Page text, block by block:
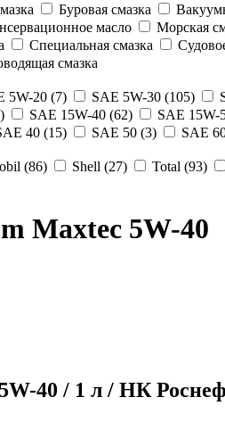
Буровая смазка
масло Морская
Специальная смазка
смазка
5W-20 (7) SAE 5W-30 (105)
SAE 15W-40 (62) SAE 15W-
40 (15) SAE 50 (3) SAE
(86) Shell (27) Total (93)
Maxtec 5W-40
40 / 1 л / НК